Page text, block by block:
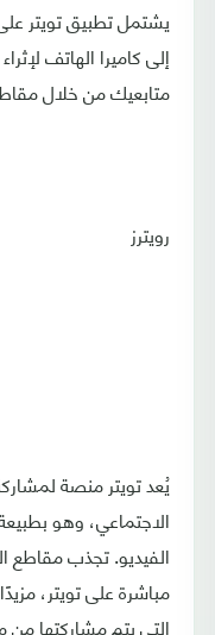
يشتمل تطبيق تويتر
إلى كاميرا الهاتف
متابعيك من خلال
رويترز
يُعد تويتر منصة
الاجتماعي، وهو
الفيديو. تجذب مقاطع
مباشرة على تويتر،
التي يتم مشاركتها